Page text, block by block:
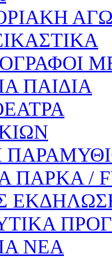
ΠΑΙΔΙΑ
ΠΑΡΚΑ /
ΝΕΑ